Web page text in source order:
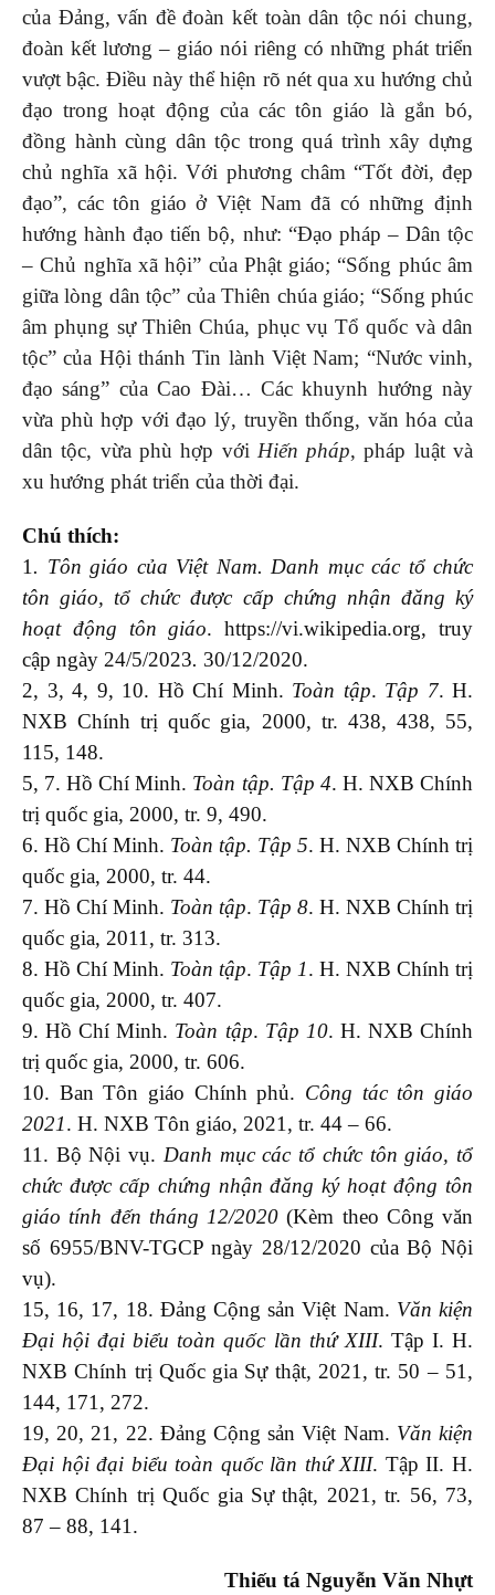
của Đảng, vấn đề đoàn kết toàn dân tộc nói chung,
đoàn kết lương – giáo nói riêng có những phát triển
vượt bậc. Điều này thể hiện rõ nét qua xu hướng chủ
đạo trong hoạt động của các tôn giáo là gắn bó,
đồng hành cùng dân tộc trong quá trình xây dựng
chủ nghĩa xã hội. Với phương châm “Tốt đời, đẹp
đạo”, các tôn giáo ở Việt Nam đã có những định
hướng hành đạo tiến bộ, như: “Đạo pháp – Dân tộc
– Chủ nghĩa xã hội” của Phật giáo; “Sống phúc âm
giữa lòng dân tộc” của Thiên chúa giáo; “Sống phúc
âm phụng sự Thiên Chúa, phục vụ Tổ quốc và dân
tộc” của Hội thánh Tin lành Việt Nam; “Nước vinh,
đạo sáng” của Cao Đài… Các khuynh hướng này
vừa phù hợp với đạo lý, truyền thống, văn hóa của
dân tộc, vừa phù hợp với Hiến pháp, pháp luật và
xu hướng phát triển của thời đại.
Chú thích:
1. Tôn giáo của Việt Nam. Danh mục các tổ chức
tôn giáo, tổ chức được cấp chứng nhận đăng ký
hoạt động tôn giáo. https://vi.wikipedia.org, truy
cập ngày 24/5/2023. 30/12/2020.
2, 3, 4, 9, 10. Hồ Chí Minh. Toàn tập. Tập 7. H.
NXB Chính trị quốc gia, 2000, tr. 438, 438, 55,
115, 148.
5, 7. Hồ Chí Minh. Toàn tập. Tập 4. H. NXB Chính
trị quốc gia, 2000, tr. 9, 490.
6. Hồ Chí Minh. Toàn tập. Tập 5. H. NXB Chính trị
quốc gia, 2000, tr. 44.
7. Hồ Chí Minh. Toàn tập. Tập 8. H. NXB Chính trị
quốc gia, 2011, tr. 313.
8. Hồ Chí Minh. Toàn tập. Tập 1. H. NXB Chính trị
quốc gia, 2000, tr. 407.
9. Hồ Chí Minh. Toàn tập. Tập 10. H. NXB Chính
trị quốc gia, 2000, tr. 606.
10. Ban Tôn giáo Chính phủ. Công tác tôn giáo
2021. H. NXB Tôn giáo, 2021, tr. 44 – 66.
11. Bộ Nội vụ. Danh mục các tổ chức tôn giáo, tổ
chức được cấp chứng nhận đăng ký hoạt động tôn
giáo tính đến tháng 12/2020 (Kèm theo Công văn
số 6955/BNV-TGCP ngày 28/12/2020 của Bộ Nội
vụ).
15, 16, 17, 18. Đảng Cộng sản Việt Nam. Văn kiện
Đại hội đại biểu toàn quốc lần thứ XIII. Tập I. H.
NXB Chính trị Quốc gia Sự thật, 2021, tr. 50 – 51,
144, 171, 272.
19, 20, 21, 22. Đảng Cộng sản Việt Nam. Văn kiện
Đại hội đại biểu toàn quốc lần thứ XIII. Tập II. H.
NXB Chính trị Quốc gia Sự thật, 2021, tr. 56, 73,
87 – 88, 141.
Thiếu tá Nguyễn Văn Nhựt